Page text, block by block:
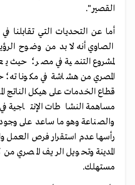
القصير".
أما عن التحديات التي تقابلنا
الصاوي أنه لا بد من وضوح
لمشروع التنمية في مصر؛ حيث
المصري من هشاشة في
قطاع الخدمات على هيكل الناتج
مساهمة النشاطات الإنتاجية
والصناعة وهو ما ساعد على
رأسها عدم استقرار فرص العمل
المدينة وتحويل الريف المصري
مستهلك.